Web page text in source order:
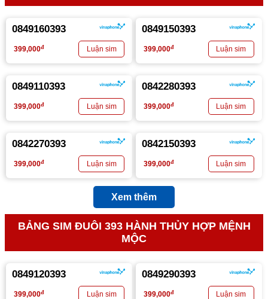
0849160393
399,000đ
0849150393
399,000đ
0849110393
399,000đ
0842280393
399,000đ
0842270393
399,000đ
0842150393
399,000đ
Xem thêm
BẢNG SIM ĐUÔI 393 HÀNH THỦY HỢP MỆNH
MỘC
0849120393
399,000đ
0849290393
399,000đ